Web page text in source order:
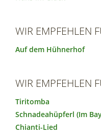
WIR EMPFEHLEN
Auf dem Hühnerhof
WIR EMPFEHLEN
Tiritomba
Schnadeahüpferl (Im
Chianti-Lied